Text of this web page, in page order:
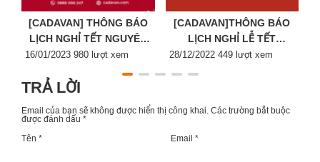
[CADAVAN] THÔNG BÁO
LỊCH NGHỈ TẾT NGUYÊN
ĐÁN 2023
Posted
16/01/2023 980 lượt xem
[CADAVAN]THÔNG BÁO
LỊCH NGHỈ LỄ TẾT
DƯƠNG LỊCH 2023
Posted
28/12/2022 449 lượt xem
TRẢ LỜI
Email của bạn sẽ không được hiển thị công khai. Các trường bắt buộc
được đánh dấu *
Tên *
Email *